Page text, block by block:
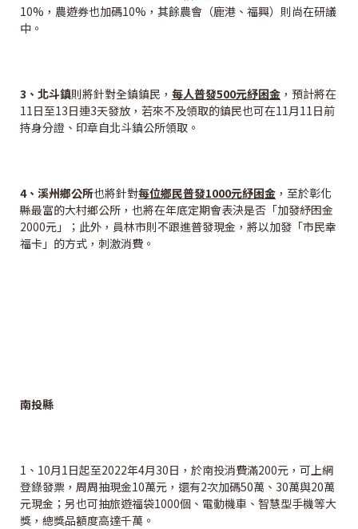
10%，農遊券也加碼10%，其餘農會（鹿港、福興）則尚在研議
中。
3 、北斗鎮則將針對全鎮鎮民， 每人普發500元紓困金 ，預計將在
11日至13日連3天發放，若來不及領取的鎮民也可在11月11日前
持身分證、印章自北斗鎮公所領取。
4、溪州鄉公所也將針對每位鄉民普發1000元紓困金 ，至於彰化
縣最富的大村鄉公所，也將在年底定期會表決是否「加發紓困金
2000元」；此外，員林市則不跟進普發現金，將以加發「市民幸
福卡」的方式，刺激消費。
南投縣
1、10月1日起至2022年4月30日，於南投消費滿200元，可上網
登錄發票，周周抽現金10萬元，還有2次加碼50萬、30萬與20萬
元現金；另也可抽旅遊福袋1000個、電動機車、智慧型手機等大
獎，總獎品額度高達千萬。